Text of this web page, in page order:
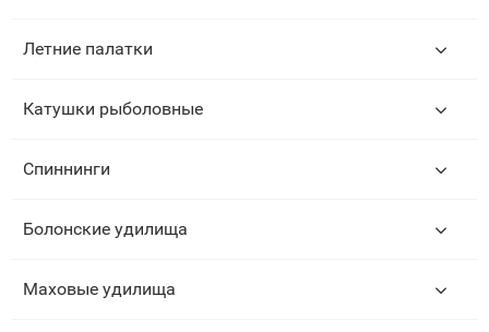
Летние палатки
Катушки рыболовные
Спиннинги
Болонские удилища
Маховые удилища